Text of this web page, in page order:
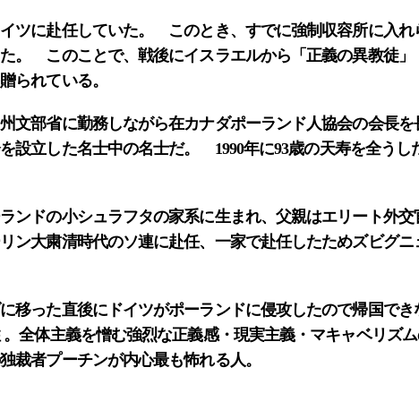
ツに赴任していた。 このとき、すでに強制収容所に入れ
。 このことで、戦後にイスラエルから「正義の異教徒」
られている。
文部省に勤務しながら在カナダポーランド人協会の会長を
設立した名士中の名士だ。 1990年に93歳の天寿を全う
ンドの小シュラフタの家系に生まれ、父親はエリート外交
ン大粛清時代のソ連に赴任、一家で赴任したためズビグ
移った直後にドイツがポーランドに侵攻したので帰国で
全体主義を憎む強烈な正義感・現実主義・マキャベリズ
裁者プーチンが内心最も怖れる人。